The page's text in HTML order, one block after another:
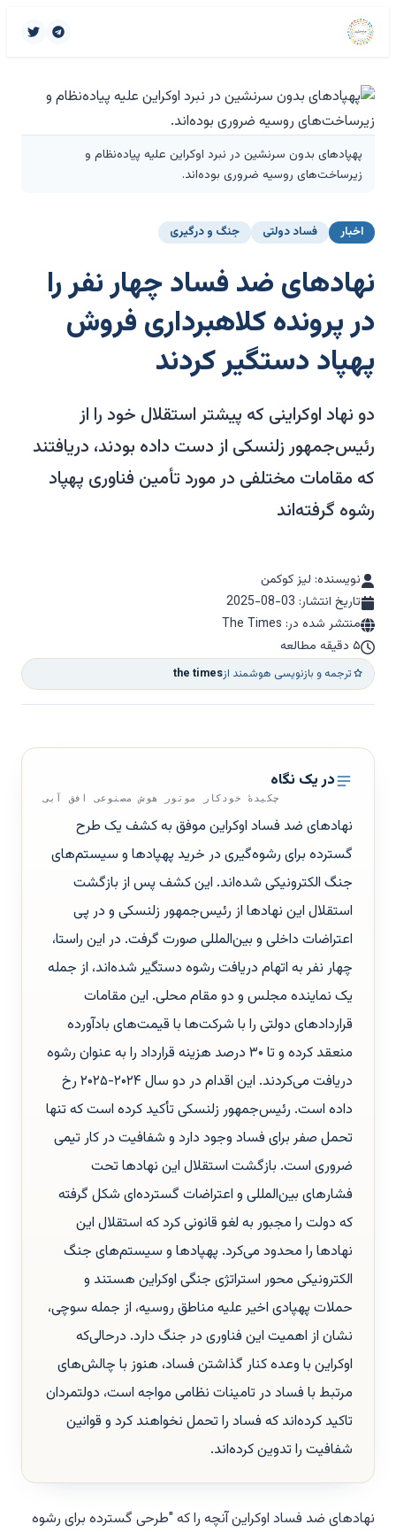
پهپادهای بدون سرنشین در نبرد اوکراین علیه پیاده‌نظام و
زیرساخت‌های روسیه ضروری بوده‌اند.
اخبار فساد دولتی جنگ و درگیری
نهادهای ضد فساد چهار نفر را
در پرونده کلاهبرداری فروش
پهپاد دستگیر کردند
دو نهاد اوکراینی که پیشتر استقلال خود را از
رئیس‌جمهور زلنسکی از دست داده بودند، دریافتند
که مقامات مختلفی در مورد تأمین فناوری پهپاد
رشوه گرفته‌اند
نویسنده: لیز کوکمن
تاریخ انتشار: 2025-08-03
منتشر شده در: The Times
۵ دقیقه مطالعه
ترجمه و بازنویسی هوشمند ازthe times
در یک نگاه
چکیدهٔ خودکار موتور هوش مصنوعی افق آبی
نهادهای ضد فساد اوکراین موفق به کشف یک طرح
گسترده برای رشوه‌گیری در خرید پهپادها و سیستم‌های
جنگ الکترونیکی شده‌اند. این کشف پس از بازگشت
استقلال این نهادها از رئیس‌جمهور زلنسکی و در پی
اعتراضات داخلی و بین‌المللی صورت گرفت. در این راستا،
چهار نفر به اتهام دریافت رشوه دستگیر شده‌اند، از جمله
یک نماینده مجلس و دو مقام محلی. این مقامات
قراردادهای دولتی را با شرکت‌ها با قیمت‌های بادآورده
منعقد کرده و تا ۳۰ درصد هزینه قرارداد را به عنوان رشوه
دریافت می‌کردند. این اقدام در دو سال ۲۰۲۴-۲۰۲۵ رخ
داده است. رئیس‌جمهور زلنسکی تأکید کرده است که تنها
تحمل صفر برای فساد وجود دارد و شفافیت در کار تیمی
ضروری است. بازگشت استقلال این نهادها تحت
فشارهای بین‌المللی و اعتراضات گسترده‌ای شکل گرفته
که دولت را مجبور به لغو قانونی کرد که استقلال این
نهادها را محدود می‌کرد. پهپادها و سیستم‌های جنگ
الکترونیکی محور استراتژی جنگی اوکراین هستند و
حملات پهپادی اخیر علیه مناطق روسیه، از جمله سوچی،
نشان از اهمیت این فناوری در جنگ دارد. درحالی‌که
اوکراین با وعده کنار گذاشتن فساد، هنوز با چالش‌های
مرتبط با فساد در تامینات نظامی مواجه است، دولتمردان
تاکید کرده‌اند که فساد را تحمل نخواهند کرد و قوانین
شفافیت را تدوین کرده‌اند.
نهادهای ضد فساد اوکراین آنچه را که "طرحی گسترده برای رشوه